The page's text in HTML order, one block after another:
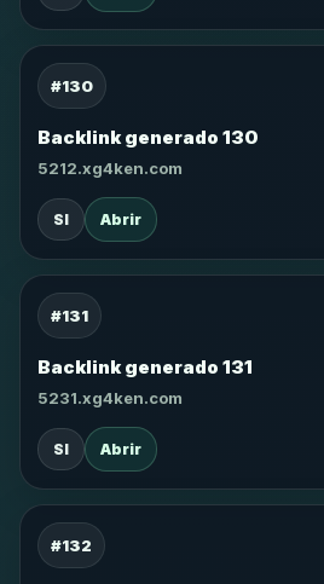
#130
Backlink generado 130
5212.xg4ken.com
SI Abrir
#131
Backlink generado 131
5231.xg4ken.com
SI Abrir
#132